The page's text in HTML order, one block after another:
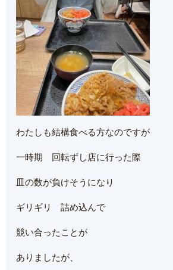
わたしも結構食べる方なのですが
一時期 回転ずし店に行った際
皿の数が負けそうになり
ギリギリ 詰め込んで
競い合ったことが
ありましたが、